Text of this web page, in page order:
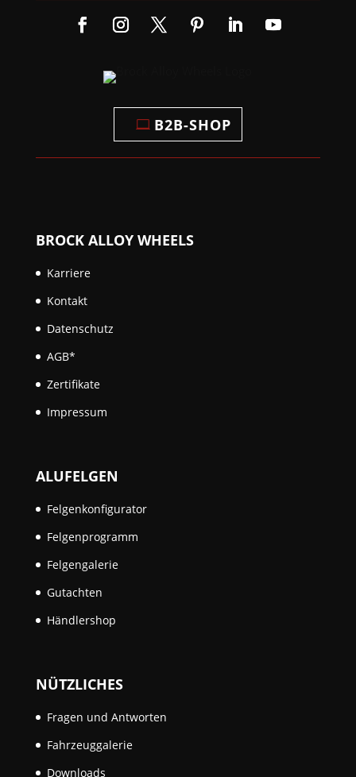
B2B-SHOP
BROCK ALLOY WHEELS
Karriere
Kontakt
Datenschutz
AGB*
Zertifikate
Impressum
ALUFELGEN
Felgenkonfigurator
Felgenprogramm
Felgengalerie
Gutachten
Händlershop
NÜTZLICHES
Fragen und Antworten
Fahrzeuggalerie
Downloads